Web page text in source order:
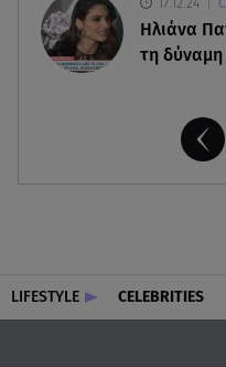
Ηλιάνα
τη δύναμη
LIFESTYLE CELEBRITIES